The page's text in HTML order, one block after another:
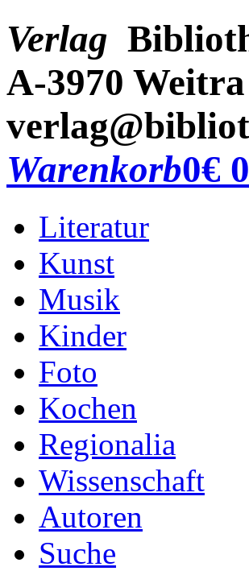
Verlag
A-3970 Weitra
Warenkorb0€ 0
Literatur
Kunst
Musik
Kinder
Foto
Kochen
Regionalia
Wissenschaft
Autoren
Suche